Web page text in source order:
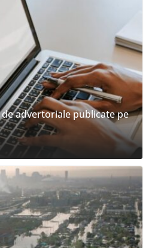
advertoriale publicate pe